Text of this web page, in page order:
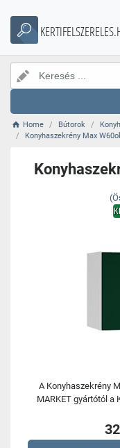
Home Bútorok
Konyhaszekrény Max
A Konyhaszekrény
MARKET gyártótól a